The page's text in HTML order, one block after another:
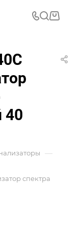
40
—
спектра